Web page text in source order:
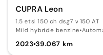
CUPRA Leon
1.5 etsi 150 ch dsg7 v 150 AT
Mild hybride benzine•
2023•39.067 km